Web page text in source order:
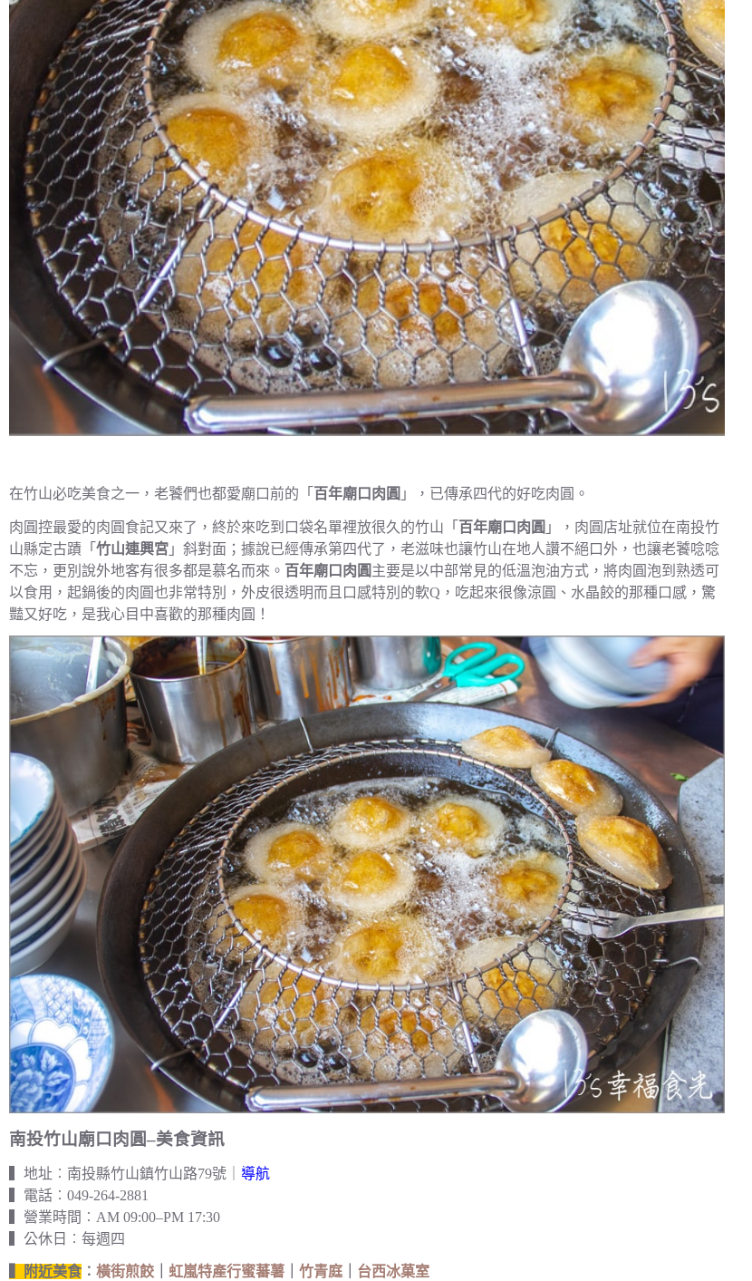
在竹山必吃美食之一，老饕們也都愛廟口前的「 百年廟口肉圓 」，已傳承四代的好吃肉圓。
肉圓控最愛的肉圓食記又來了，終於來吃到口袋名單裡放很久的竹山「 百年廟口肉圓 」，肉圓店址就位在南投竹
山縣定古蹟「 竹山連興宮 」斜對面；據說已經傳承第四代了，老滋味也讓竹山在地人讚不絕口外，也讓老饕唸唸
不忘，更別說外地客有很多都是慕名而來。 百年廟口肉圓主要是以中部常見的低溫泡油方式，將肉圓泡到熟透可
以食用，起鍋後的肉圓也非常特別，外皮很透明而且口感特別的軟Q，吃起來很像涼圓、水晶餃的那種口感，驚
豔又好吃，是我心目中喜歡的那種肉圓！
南投竹山廟口肉圓–美食資訊
▍地址︰南投縣竹山鎮竹山路79號｜ 導航
▍電話︰049-264-2881
▍營業時間︰AM 09:00–PM 17:30
▍公休日︰每週四
▍附近美食 ︰ 橫街煎餃 虹嵐特產行蜜蕃薯 竹青庭 台西冰菓室